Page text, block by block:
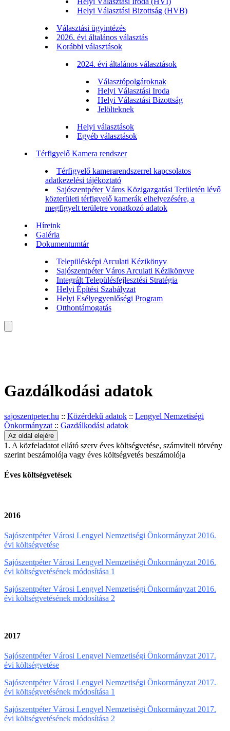
Helyi Választási Bizottság (HVB)
Választási ügyintézés
2026. évi általános választás
Korábbi választások
2024. évi általános választások
Választópolgároknak
Helyi Választási Iroda
Helyi Választási Bizottság
Jelölteknek
Helyi választások
Egyéb választások
Térfigyelő Kamera rendszer
Térfigyelő kamerarendszerrel kapcsolatos
adatkezelési tájékoztató
Sajószentpéter Város Közigazgatási Területén lévő
közterületi térfigyelő kamerák elhelyezésére, a
megfigyelt területre vonatkozó adatok
Híreink
Galéria
Dokumentumtár
Településképi Arculati Kézikönyv
Sajószentpéter Város Arculati Kézikönyve
Integrált Településfejlesztési Stratégia
Helyi Építési Szabályzat
Helyi Esélyegyenlőségi Program
Otthontámogatás
Gazdálkodási adatok
sajoszentpeter.hu :: Közérdekű adatok :: Lengyel Nemzetiségi
Önkormányzat :: Gazdálkodási adatok
Az oldal elejére
1. A közfeladatot ellátó szerv éves költségvetése, számviteli törvény
szerint beszámolója vagy éves költségvetés beszámolója
Éves költségvetések
2016
Sajószentpéter Városi Lengyel Nemzetiségi Önkormányzat 2016.
évi költségvetése
Sajószentpéter Városi Lengyel Nemzetiségi Önkormányzat 2016.
évi költségvetésének módosítása 1
Sajószentpéter Városi Lengyel Nemzetiségi Önkormányzat 2016.
évi költségvetésének módosítása 2
2017
Sajószentpéter Városi Lengyel Nemzetiségi Önkormányzat 2017.
évi költségvetése
Sajószentpéter Városi Lengyel Nemzetiségi Önkormányzat 2017.
évi költségvetésének módosítása 1
Sajószentpéter Városi Lengyel Nemzetiségi Önkormányzat 2017.
évi költségvetésének módosítása 2